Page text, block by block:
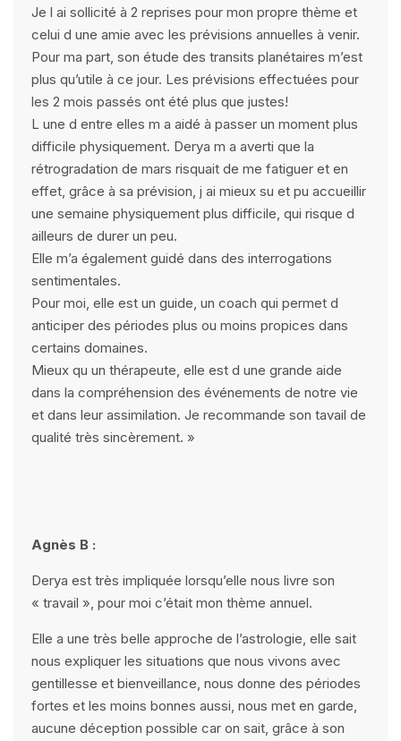
Je l ai sollicité à 2 reprises pour mon propre thème et
celui d une amie avec les prévisions annuelles à venir.
Pour ma part, son étude des transits planétaires m’est
plus qu’utile à ce jour. Les prévisions effectuées pour
les 2 mois passés ont été plus que justes!
L une d entre elles m a aidé à passer un moment plus
difficile physiquement. Derya m a averti que la
rétrogradation de mars risquait de me fatiguer et en
effet, grâce à sa prévision, j ai mieux su et pu accueillir
une semaine physiquement plus difficile, qui risque d
ailleurs de durer un peu.
Elle m’a également guidé dans des interrogations
sentimentales.
Pour moi, elle est un guide, un coach qui permet d
anticiper des périodes plus ou moins propices dans
certains domaines.
Mieux qu un thérapeute, elle est d une grande aide
dans la compréhension des événements de notre vie
et dans leur assimilation. Je recommande son tavail de
qualité très sincèrement. »
Agnès B :
Derya est très impliquée lorsqu’elle nous livre son
« travail », pour moi c’était mon thème annuel.
Elle a une très belle approche de l’astrologie, elle sait
nous expliquer les situations que nous vivons avec
gentillesse et bienveillance, nous donne des périodes
fortes et les moins bonnes aussi, nous met en garde,
aucune déception possible car on sait, grâce à son